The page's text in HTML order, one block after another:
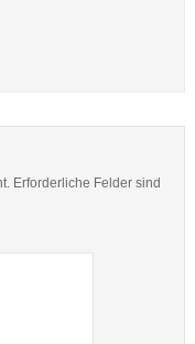
Erforderliche Felder sind